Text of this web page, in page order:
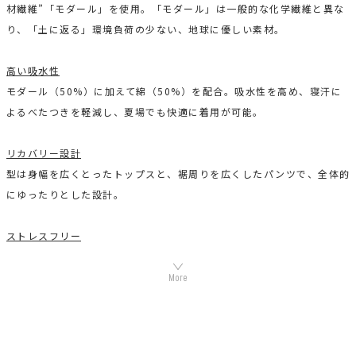
材繊維”「モダール」を使用。「モダール」は一般的な化学繊維と異な
り、「土に返る」環境負荷の少ない、地球に優しい素材。
高い吸水性
モダール（50%）に加えて綿（50%）を配合。吸水性を高め、寝汗に
よるべたつきを軽減し、夏場でも快適に着用が可能。
リカバリー設計
型は身幅を広くとったトップスと、裾周りを広くしたパンツで、全体的
にゆったりとした設計。
ストレスフリー